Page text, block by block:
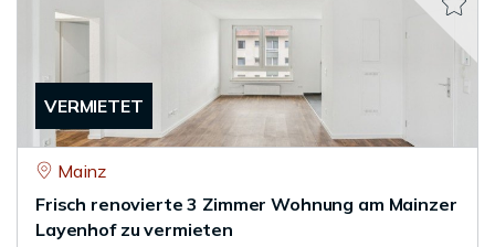
VERMIETET
Mainz
Frisch renovierte 3 Zimmer Wohnung am Mainzer
Layenhof zu vermieten